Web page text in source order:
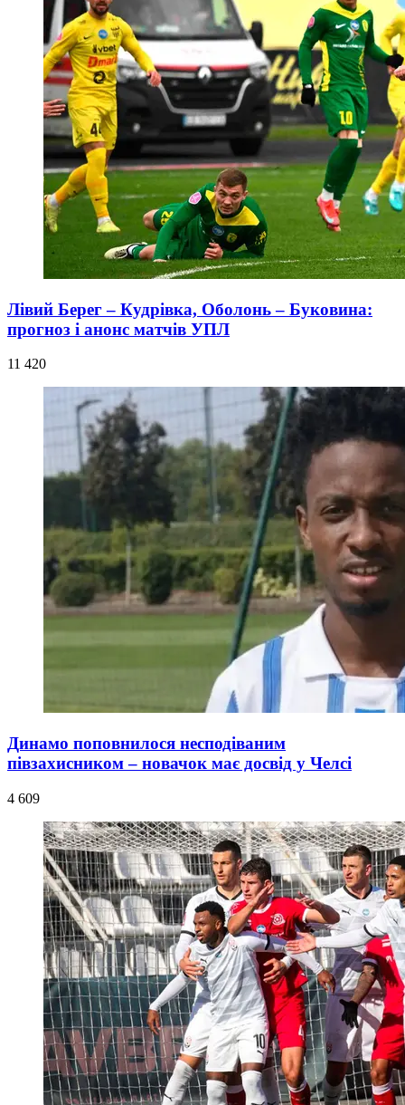
Лівий Берег – Кудрівка, Оболонь – Буковина:
прогноз і анонс матчів УПЛ
11 420
Динамо поповнилося несподіваним
півзахисником – новачок має досвід у Челсі
4 609